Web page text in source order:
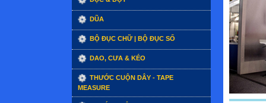
DŨA
BỘ ĐỤC CHỮ | BỘ ĐỤC SỐ
DAO, CƯA & KÉO
THƯỚC CUỘN DÂY - TAPE
MEASURE